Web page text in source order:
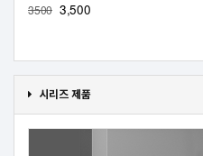
3500 3,500
시리즈 제품